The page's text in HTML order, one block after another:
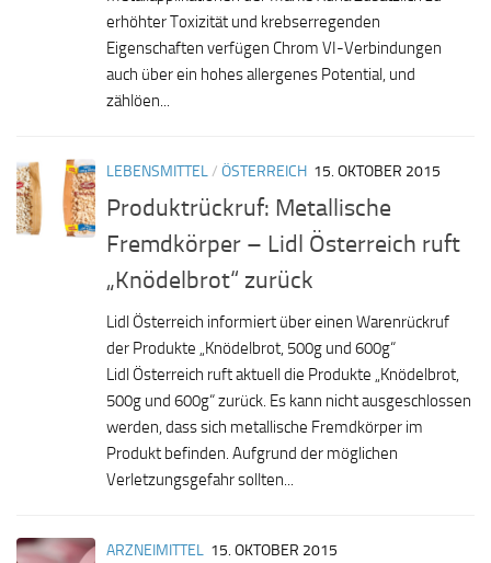
erhöhter Toxizität und krebserregenden
Eigenschaften verfügen Chrom VI-Verbindungen
auch über ein hohes allergenes Potential, und
zählöen...
LEBENSMITTEL/ ÖSTERREICH 15. OKTOBER 2015
Produktrückruf: Metallische
Fremdkörper – Lidl Österreich ruft
„Knödelbrot“ zurück
Lidl Österreich informiert über einen Warenrückruf
der Produkte „Knödelbrot, 500g und 600g“
Lidl Österreich ruft aktuell die Produkte „Knödelbrot,
500g und 600g“ zurück. Es kann nicht ausgeschlossen
werden, dass sich metallische Fremdkörper im
Produkt befinden. Aufgrund der möglichen
Verletzungsgefahr sollten...
ARZNEIMITTEL 15. OKTOBER 2015